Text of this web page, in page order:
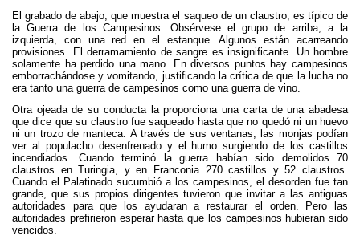
El grabado de abajo, que muestra el saqueo de un claustro, es típico de
la Guerra de los Campesinos. Obsérvese el grupo de arriba, a la
izquierda, con una red en el estanque. Algunos están acarreando
provisiones. El derramamiento de sangre es insignificante. Un hombre
solamente ha perdido una mano. En diversos puntos hay campesinos
emborrachándose y vomitando, justificando la crítica de que la lucha no
era tanto una guerra de campesinos como una guerra de vino.
Otra ojeada de su conducta la proporciona una carta de una abadesa
que dice que su claustro fue saqueado hasta que no quedó ni un huevo
ni un trozo de manteca. A través de sus ventanas, las monjas podían
ver al populacho desenfrenado y el humo surgiendo de los castillos
incendiados. Cuando terminó la guerra habían sido demolidos 70
claustros en Turingia, y en Franconia 270 castillos y 52 claustros.
Cuando el Palatinado sucumbió a los campesinos, el desorden fue tan
grande, que sus propios dirigentes tuvieron que invitar a las antiguas
autoridades para que los ayudaran a restaurar el orden. Pero las
autoridades prefirieron esperar hasta que los campesinos hubieran sido
vencidos.